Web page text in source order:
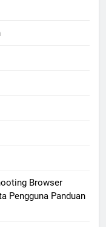
Browser
Pengguna Panduan